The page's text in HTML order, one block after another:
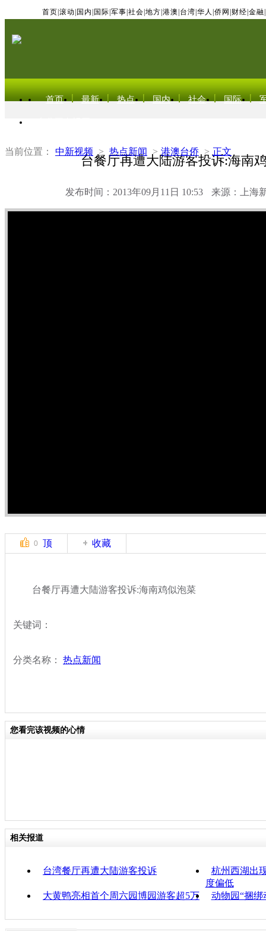
首页 滚动 国内 国际 军事 社会 地方 港澳 台湾 华人 侨网 财经 金融
首页 最新 热点 国内 社会 国际
当前位置： 中新视频 > 热点新闻 > 港澳台侨 > 正文
台餐厅再遭大陆游客投诉:海南
发布时间：2013年09月11日 10:53 来源：上海
0 顶 收藏
台餐厅再遭大陆游客投诉:海南鸡似泡菜
关键词：
分类名称： 热点新闻
您看完该视频的心情
相关报道
台湾餐厅再遭大陆游客投诉
杭州西湖出
度偏低
大黄鸭亮相首个周六园博园游客超5万
动物园“捆绑